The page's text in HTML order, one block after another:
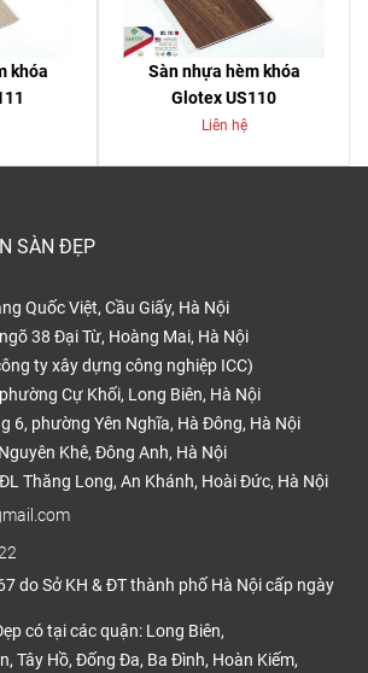
khóa
Sàn nhựa hèm khóa
Glotex US110
Liên hệ
SÀN ĐẸP
Quốc Việt, Cầu Giấy, Hà Nội
38 Đại Từ, Hoàng Mai, Hà Nội
ty xây dựng công nghiệp ICC)
Cự Khối, Long Biên, Hà Nội
6, phường Yên Nghĩa, Hà Đông, Hà Nội
Khê, Đông Anh, Hà Nội
Thăng Long, An Khánh, Hoài Đức, Hà Nội
do Sở KH & ĐT thành phố Hà Nội cấp ngày
có tại các quận: Long Biên,
Tây Hồ, Đống Đa, Ba Đình, Hoàn Kiếm,